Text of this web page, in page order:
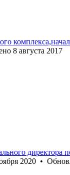
8 августа 2017
директора
2020 •